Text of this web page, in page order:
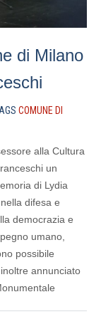
di Milano
COMUNE DI
alla Cultura
un
di Lydia
difesa e
democrazia e
umano,
possibile
annunciato